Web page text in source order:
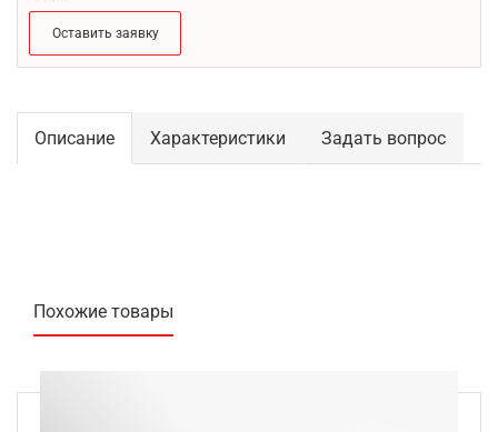
Оставить заявку
Описание Характеристики Задать вопрос
Похожие товары